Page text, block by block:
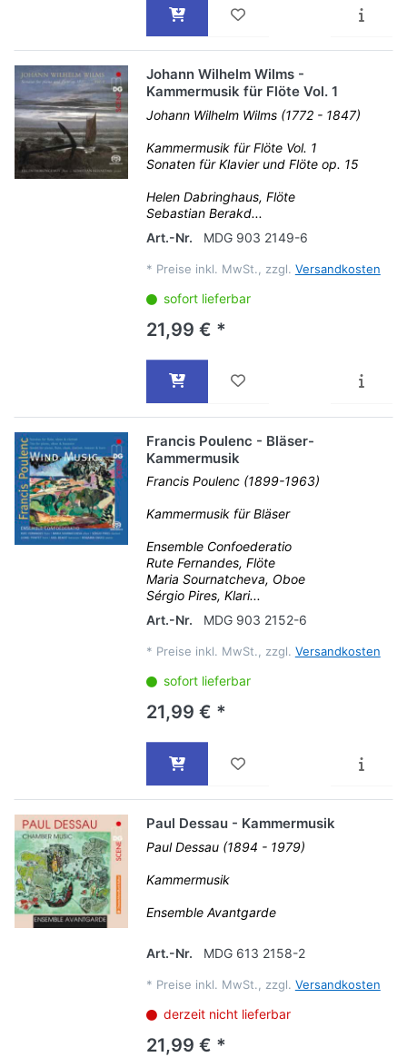
Johann Wilhelm Wilms -
Kammermusik für Flöte Vol. 1
Johann Wilhelm Wilms (1772 - 1847)
Kammermusik für Flöte Vol. 1
Sonaten für Klavier und Flöte op. 15
Helen Dabringhaus, Flöte
Sebastian Berakd...
Art.-Nr.
MDG 903 2149-6
* Preise inkl. MwSt., zzgl. Versandkosten
sofort lieferbar
21,99 € *
Francis Poulenc - Bläser-
Kammermusik
Francis Poulenc (1899-1963)
Kammermusik für Bläser
Ensemble Confoederatio
Rute Fernandes, Flöte
Maria Sournatcheva, Oboe
Sérgio Pires, Klari...
Art.-Nr.
MDG 903 2152-6
* Preise inkl. MwSt., zzgl. Versandkosten
sofort lieferbar
21,99 € *
Paul Dessau - Kammermusik
Paul Dessau (1894 - 1979)
Kammermusik
Ensemble Avantgarde
Art.-Nr. MDG 613 2158-2
* Preise inkl. MwSt., zzgl. Versandkosten
derzeit nicht lieferbar
21,99 € *